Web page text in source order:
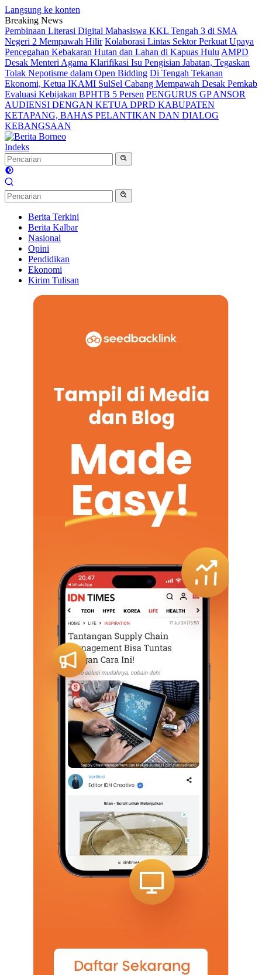
Langsung ke konten
Breaking News
Pembinaan Literasi Digital Mahasiswa KKL Tengah 3 di SMA
Negeri 2 Mempawah Hilir Kolaborasi Lintas Sektor Perkuat Upaya
Pencegahan Kebakaran Hutan dan Lahan di Kapuas Hulu AMPD
Desak Menteri Agama Klarifikasi Isu Pengisian Jabatan, Tegaskan
Tolak Nepotisme dalam Open Bidding Di Tengah Tekanan
Ekonomi, Ketua IKAMI SulSel Cabang Mempawah Desak Pemkab
Evaluasi Kebijakan BPHTB 5 Persen PENGURUS GP ANSOR
AUDIENSI DENGAN KETUA DPRD KABUPATEN
KETAPANG, BAHAS PELANTIKAN DAN DIALOG
KEBANGSAAN
Indeks
Berita Terkini
Berita Kalbar
Nasional
Opini
Pendidikan
Ekonomi
Kirim Tulisan